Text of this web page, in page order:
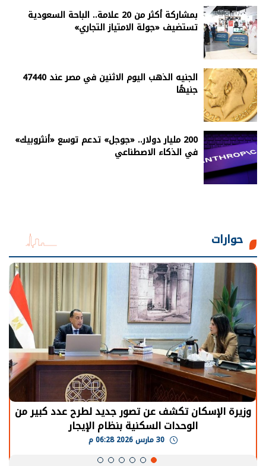
بمشاركة أكثر من 20 علامة.. الباحة السعودية
تستضيف «جولة الامتياز التجاري»
الجنيه الذهب اليوم الاثنين في مصر عند 47440
جنيهًا
200 مليار دولار.. «جوجل» تدعم توسع «أنثروبيك»
في الذكاء الاصطناعي
حوارات
وزيرة الإسكان تكشف عن تصور جديد لطرح عدد كبير من
الوحدات السكنية بنظام الإيجار